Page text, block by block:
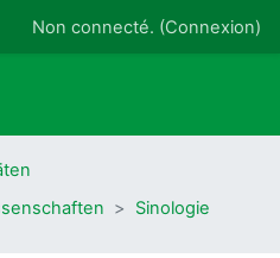
Non connecté. (Connexion)
Sinologie